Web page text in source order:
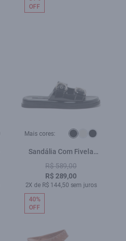
Mais cores:
Sandália Com Fivela
Ellus Preto
R$ 589,00
R$ 289,00
2X de R$ 144,50 sem juros
OFF
40%
OFF